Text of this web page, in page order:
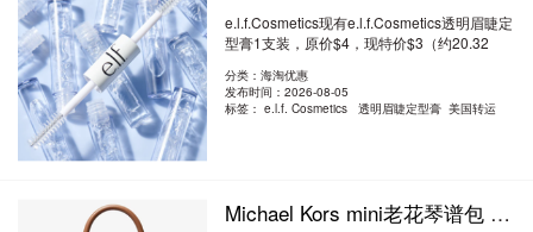
e.l.f.Cosmetics现有e.l.f.Cosmetics透明眉睫定
型膏1支装，原价$4，现特价$3（约20.32
分类：海淘优惠
发布时间：2026-08-05
标签：e.l.f. Cosmetics 透明眉睫定型膏 美国转运
Michael Kors mini老花琴谱包 2.2折 $50.15（约339.68元）